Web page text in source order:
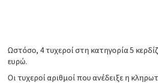
Ωστόσο, 4 τυχεροί στη κατηγορία 5
ευρώ.
Οι τυχεροί αριθμοί που ανέδειξε η